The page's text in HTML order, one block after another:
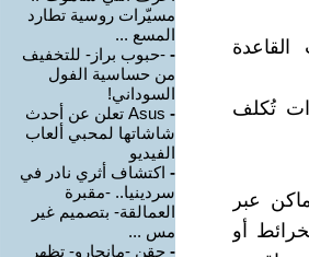
تُكلف
عبر
أو
مسيّرات روسية تطارد
المسع ...
- -حبوب براز- للتخفيف
من حساسية الفول
السوداني!
-
Asus تعلن عن أحدث
شاشاتها لمحبي ألعاب
الفيديو
- اكتشاف أثري نادر في
سردينيا.. -مقبرة
العمالقة- بتصميم غير
مس ...
- حقن -مانجارو- تظهر